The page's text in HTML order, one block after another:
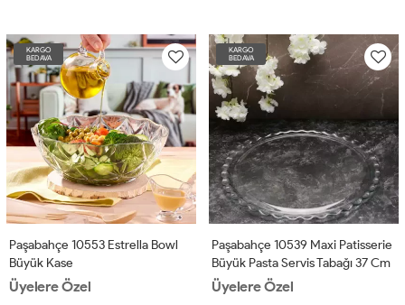
KARGO
BEDAVA
Paşabahçe 10553 Estrella Bowl
Büyük Kase
Üyelere Özel
KARGO
BEDAVA
Paşabahçe 10539 Maxi Patisserie
Büyük Pasta Servis Tabağı 37 Cm
Üyelere Özel